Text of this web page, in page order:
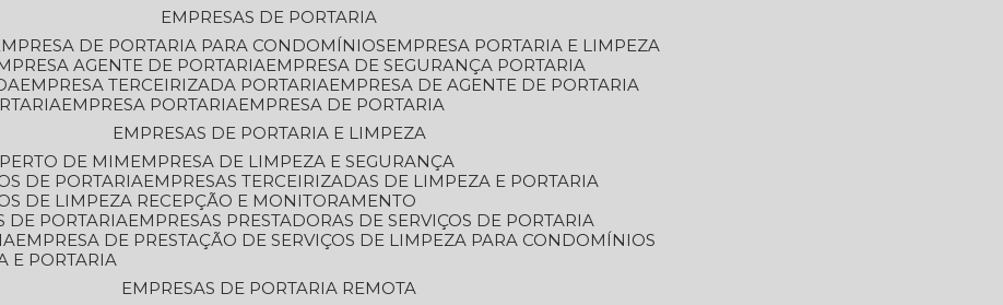
EMPRESAS DE PORTARIA
EMPRESA DE PORTARIA PARA CONDOMÍNIOS
EMPRESA PORTARIA E LIMPEZA
AGENTE DE PORTARIA
EMPRESA DE SEGURANÇA PORTARIA
EMPRESA TERCEIRIZADA PORTARIA
EMPRESA DE AGENTE DE PORTARIA
EMPRESA PORTARIA
EMPRESA DE PORTARIA
EMPRESAS DE PORTARIA E LIMPEZA
DE MIM
EMPRESA DE LIMPEZA E SEGURANÇA
DE PORTARIA
EMPRESAS TERCEIRIZADAS DE LIMPEZA E PORTARIA
DE LIMPEZA RECEPÇÃO E MONITORAMENTO
DE PORTARIA
EMPRESAS PRESTADORAS DE SERVIÇOS DE PORTARIA
EMPRESA DE PRESTAÇÃO DE SERVIÇOS DE LIMPEZA PARA CONDOMÍNIOS
E PORTARIA
EMPRESAS DE PORTARIA REMOTA